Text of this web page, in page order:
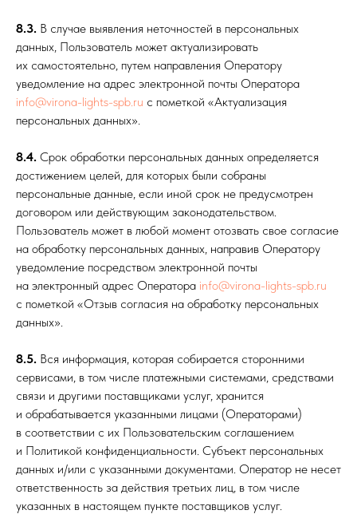
8.3. В случае выявления неточностей в персональных
данных, Пользователь может актуализировать
их самостоятельно, путем направления Оператору
уведомление на адрес электронной почты Оператора
info@virona-lights-spb.ru с пометкой «Актуализация
персональных данных».
8.4. Срок обработки персональных данных определяется
достижением целей, для которых были собраны
персональные данные, если иной срок не предусмотрен
договором или действующим законодательством.
Пользователь может в любой момент отозвать свое согласие
на обработку персональных данных, направив Оператору
уведомление посредством электронной почты
на электронный адрес Оператора info@virona-lights-spb.ru
с пометкой «Отзыв согласия на обработку персональных
данных».
8.5. Вся информация, которая собирается сторонними
сервисами, в том числе платежными системами, средствами
связи и другими поставщиками услуг, хранится
и обрабатывается указанными лицами (Операторами)
в соответствии с их Пользовательским соглашением
и Политикой конфиденциальности. Субъект персональных
данных и/или с указанными документами. Оператор не несет
ответственность за действия третьих лиц, в том числе
указанных в настоящем пункте поставщиков услуг.